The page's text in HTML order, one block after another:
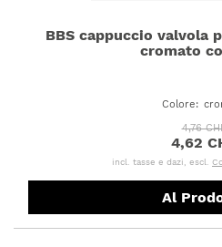
BBS cappuccio valvola
cromato
Colore:
4,76
4,62
incl. tasse e dazi, escl.
Al